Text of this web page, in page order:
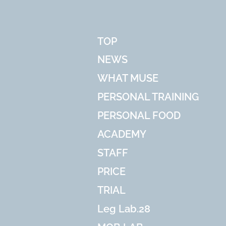
TOP
NEWS
WHAT MUSE
PERSONAL TRAINING
PERSONAL FOOD
ACADEMY
STAFF
PRICE
TRIAL
Leg Lab.28